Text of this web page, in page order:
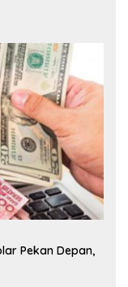
Pekan Depan,